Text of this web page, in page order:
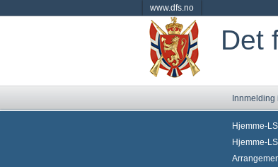
www.dfs.no
Det
Innmelding
Hjemme-
Hjemme-